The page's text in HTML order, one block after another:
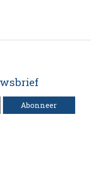
Abonneer